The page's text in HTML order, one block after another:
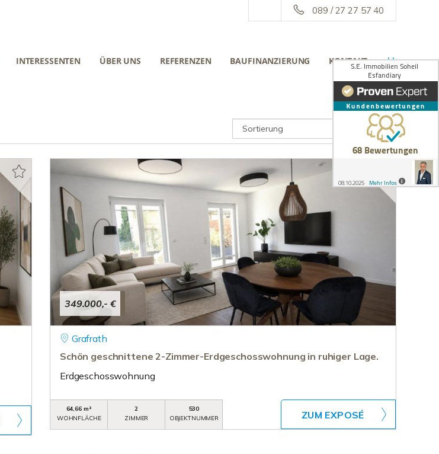
089 / 27 27 57 40
INTERESSENTEN ÜBER UNS REFERENZEN BAUFINANZIERUNG KONTAKT ||
349.000,- €
Grafrath
Schön geschnittene 2-Zimmer-Erdgeschosswohnung in ruhiger Lage.
Erdgeschosswohnung
64,66 m²
WOHNFLÄCHE
2
ZIMMER
530
OBJEKTNUMMER
ZUM EXPOSÉ